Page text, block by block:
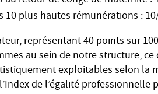
10 plus hautes rémunérations :
représentant 40 points sur
au sein de notre structure,
exploitables selon la
de l’égalité